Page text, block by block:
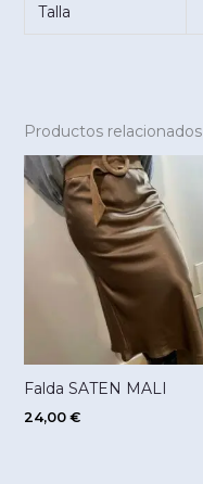
Talla
Productos relacionados
Falda SATEN MALI
24,00 €